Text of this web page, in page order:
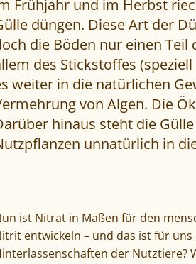
Frühjahr und im Herbst
düngen. Diese Art der
die Böden nur einen
des Stickstoffes
weiter in die natürlichen
von Algen. Die
hinaus steht die
unnatürlich in
ist Nitrat in Maßen für den
entwickeln – und das ist für
der Nutztiere?